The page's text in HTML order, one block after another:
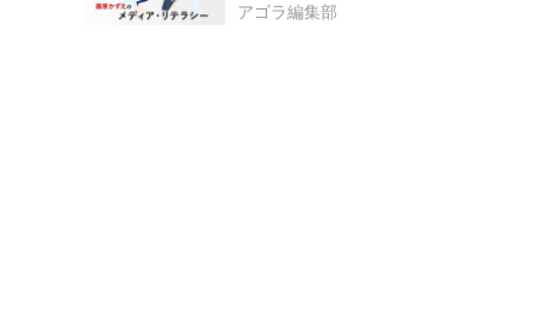
アゴラ編集部